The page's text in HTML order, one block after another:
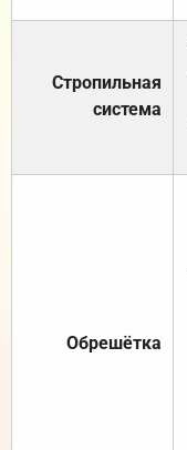
Стропильная
система
Обрешётка